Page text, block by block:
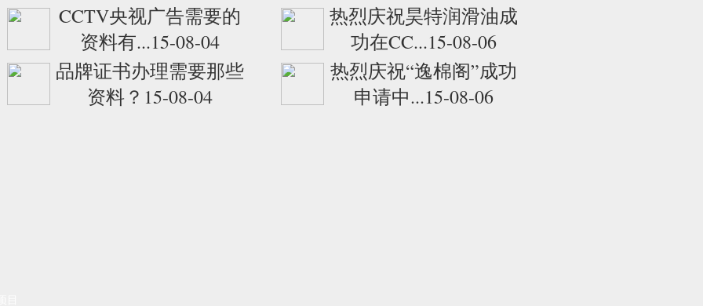
CCTV央视广告需要的
资料有...15-08-04
品牌证书办理需要那些
资料？15-08-04
热烈庆祝昊特润滑油成
功在CC...15-08-06
热烈庆祝“逸棉阁”成功
申请中...15-08-06